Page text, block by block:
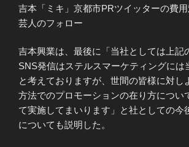
吉本「ミキ」京都市PRツイッターの費
芸人のフォロー
吉本興業は、最後に「当社としては上記
SNS発信はステルスマーケティングには
と考えておりますが、世間の皆様に対し
方法でのプロモーションの在り方につい
て実施してまいります」と社としての今
についても説明した。